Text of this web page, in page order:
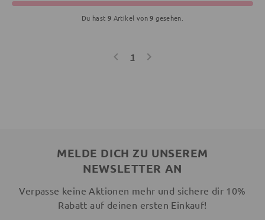
Du hast 9 Artikel von9 gesehen.
1
MELDE DICH ZU UNSEREM
NEWSLETTER AN
Verpasse keine Aktionen mehr und sichere dir 10%
Rabatt auf deinen ersten Einkauf!